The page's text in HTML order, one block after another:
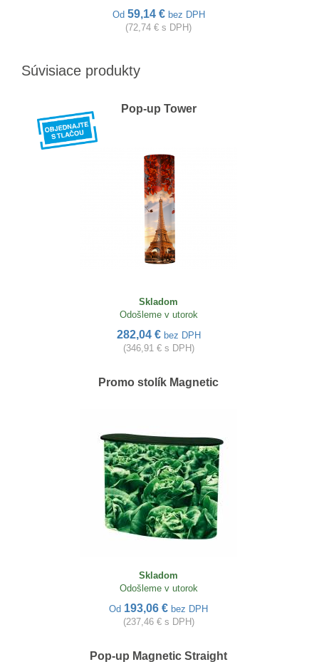
Od 59,14 € bez DPH
(72,74 € s DPH)
Súvisiace produkty
Pop-up Tower
Skladom
Odošleme v utorok
282,04 € bez DPH
(346,91 € s DPH)
Promo stolík Magnetic
Skladom
Odošleme v utorok
Od 193,06 € bez DPH
(237,46 € s DPH)
Pop-up Magnetic Straight